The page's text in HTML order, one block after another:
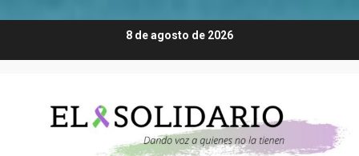
8 de agosto de 2026